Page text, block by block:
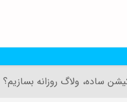
ساده، ولاگ روزانه بسازیم؟